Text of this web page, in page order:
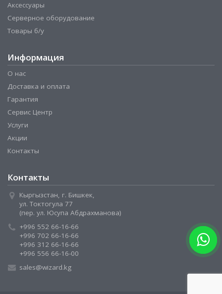
Аксессуары
Серверное оборудование
Товары б/у
Информация
О нас
Доставка и оплата
Гарантия
Сервис Центр
Услуги
Акции
Контакты
Контакты
Кыргызстан, г. Бишкек,
ул. Токтогула 77
(пер. ул. Юсупа Абдрахманова)
+996 552 66-16-66
+996 702 66-16-66
+996 312 66-16-66
+996 556 66-16-00
sales@wizard.kg